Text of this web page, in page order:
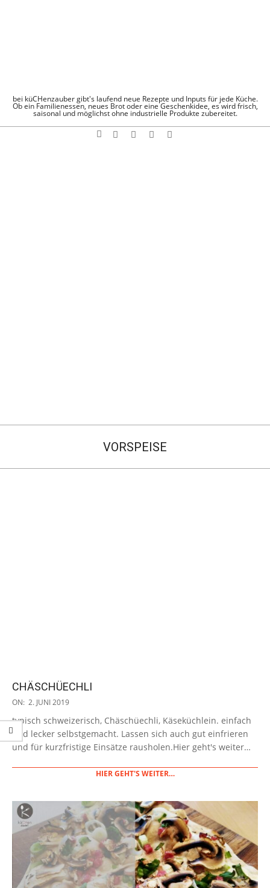
bei küCHenzauber gibt's laufend neue Rezepte und Inputs für jede Küche.
Ob ein Familienessen, neues Brot oder eine Geschenkidee, es wird frisch,
saisonal und möglichst ohne industrielle Produkte zubereitet.
Search
VORSPEISE
CHÄSCHÜECHLI
2019-
02
ON: 2. JUNI 2019
typisch schweizerisch, Chäschüechli, Käseküchlein. einfach
und lecker selbstgemacht. Lassen sich auch gut einfrieren
und für kurzfristige Einsätze rausholen.Hier geht's weiter…
HIER GEHT'S WEITER…